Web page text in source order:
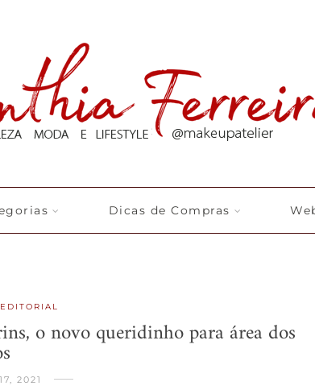
Dicas de Compras
o novo queridinho para área dos
2021